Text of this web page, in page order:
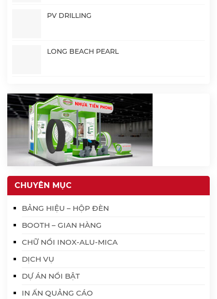
PV DRILLING
LONG BEACH PEARL
CHUYÊN MỤC
BẢNG HIỆU – HỘP ĐÈN
BOOTH – GIAN HÀNG
CHỮ NỔI INOX-ALU-MICA
DỊCH VỤ
DỰ ÁN NỔI BẬT
IN ẤN QUẢNG CÁO